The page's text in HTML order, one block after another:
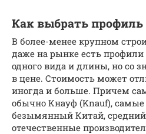
Как выбрать
В более-менее крупном
даже на рынке есть профили
одного вида и длины, но со
в цене. Стоимость может
иногда и больше. Причем
обычно Кнауф (Knauf),
безымянный Китай,
отечественные